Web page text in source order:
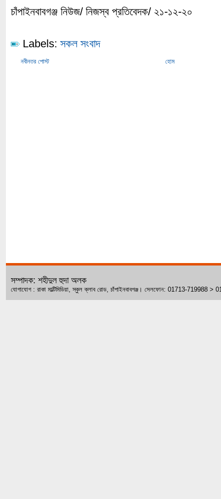
চাঁপাইনবাবগঞ্জ নিউজ/ নিজস্ব প্রতিবেদক/ ২১-১২-২০
Labels: সকল সংবাদ
নবীনতর পোস্ট হোম
সম্পাদক: শহীদুল হুদা অলক
যোগাযোগ : রাকা মাল্টিমিডিয়া, স্কুল ক্লাব রোড, চাঁপাইনবাবগঞ্জ। সেলফোন: 01713-